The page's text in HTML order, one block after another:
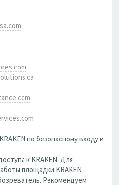
по безопасному входу и
к KRAKEN. Для
площадки KRAKEN
Рекомендуем